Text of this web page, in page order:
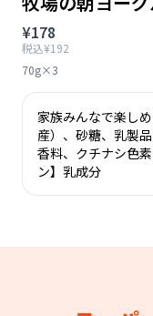
¥178
税込¥192
70g×3
家族みんなで楽し
産）、砂糖、乳製
香料、クチナシ色
ン】乳成分